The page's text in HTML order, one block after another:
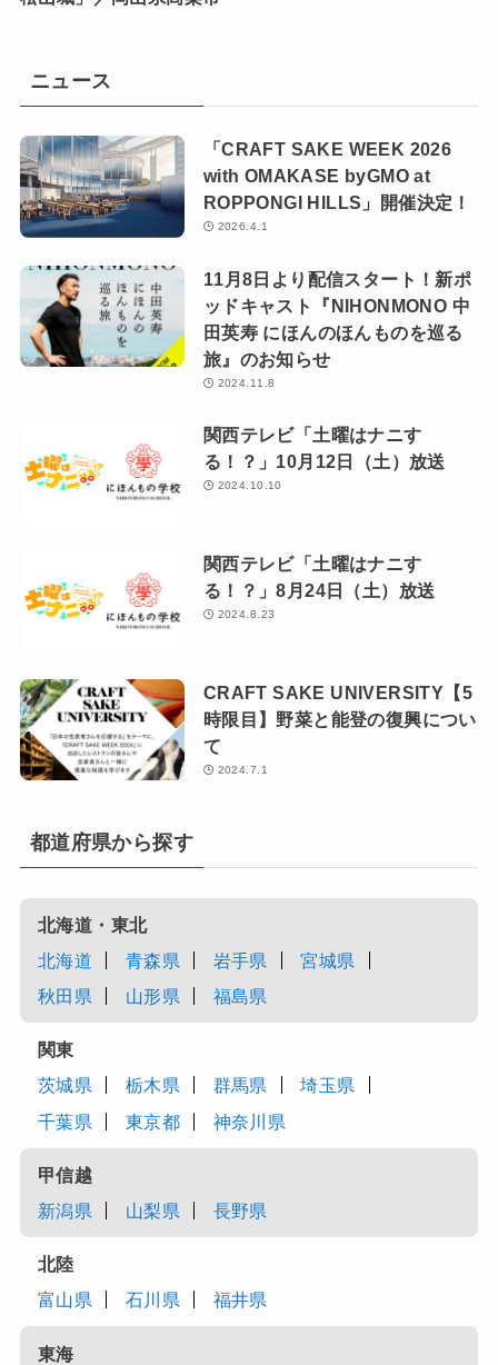
ニュース
「CRAFT SAKE WEEK 2026
with OMAKASE byGMO at
ROPPONGI HILLS」開催決定！
2026.4.1
11月8日より配信スタート！新ポ
ッドキャスト『NIHONMONO 中
田英寿 にほんのほんものを巡る
旅』のお知らせ
2024.11.8
関西テレビ「土曜はナニす
る！？」10月12日（土）放送
2024.10.10
関西テレビ「土曜はナニす
る！？」8月24日（土）放送
2024.8.23
CRAFT SAKE UNIVERSITY【5
時限目】野菜と能登の復興につい
て
2024.7.1
都道府県から探す
北海道・東北
北海道
青森県 岩手県
宮城県
秋田県
山形県 福島県
関東
茨城県
栃木県 群馬県
埼玉県
千葉県
東京都 神奈川県
甲信越
新潟県
山梨県 長野県
北陸
富山県
石川県 福井県
東海